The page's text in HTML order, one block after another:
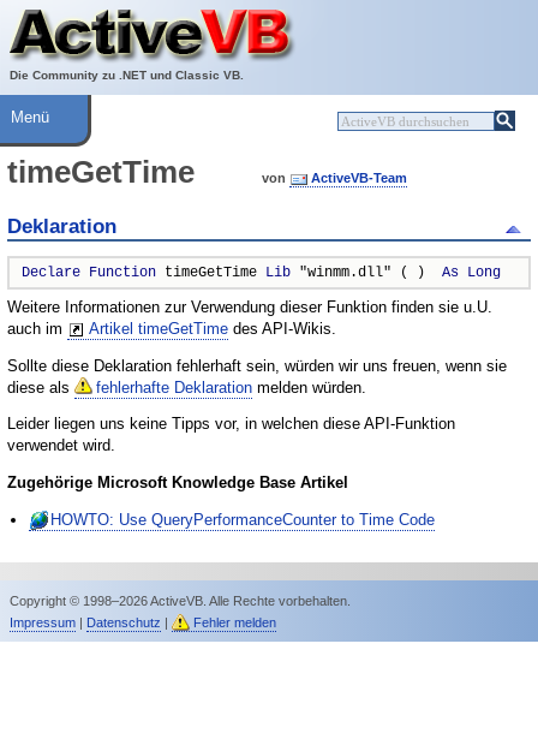
Die Community zu .NET und Classic VB.
Über ActiveVB
Hilfe
Menü
timeGetTime von ActiveVB-Team
Deklaration
Declare Function timeGetTime Lib "winmm.dll" ( ) As Long
Weitere Informationen zur Verwendung dieser Funktion finden sie u.U.
auch im
Artikel timeGetTime des API-Wikis.
Sollte diese Deklaration fehlerhaft sein, würden wir uns freuen, wenn sie
diese als
fehlerhafte Deklaration melden würden.
Leider liegen uns keine Tipps vor, in welchen diese API-Funktion
verwendet wird.
Zugehörige Microsoft Knowledge Base Artikel
HOWTO: Use QueryPerformanceCounter to Time Code
Copyright © 1998–2026 ActiveVB. Alle Rechte vorbehalten.
Impressum| Datenschutz | Fehler melden